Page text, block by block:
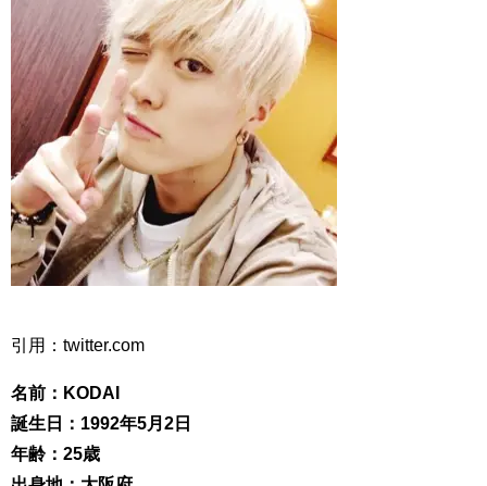
引用：twitter.com
名前：KODAI
誕生日：1992年5月2日
年齢：25歳